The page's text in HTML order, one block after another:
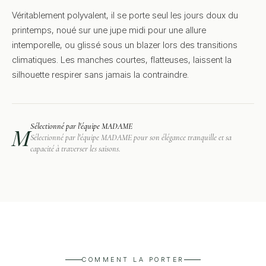
Véritablement polyvalent, il se porte seul les jours doux du
printemps, noué sur une jupe midi pour une allure
intemporelle, ou glissé sous un blazer lors des transitions
climatiques. Les manches courtes, flatteuses, laissent la
silhouette respirer sans jamais la contraindre.
MSélectionné par l'équipe MADAME
Sélectionné par l'équipe MADAME pour son élégance tranquille et sa
capacité à traverser les saisons.
COMMENT LA PORTER